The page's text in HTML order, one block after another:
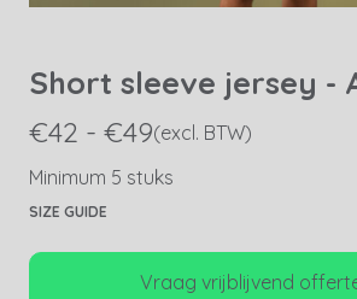
Short sleeve jersey -
€42 - €49(excl. BTW)
Minimum 5 stuks
SIZE GUIDE
Vraag vrijblijvend